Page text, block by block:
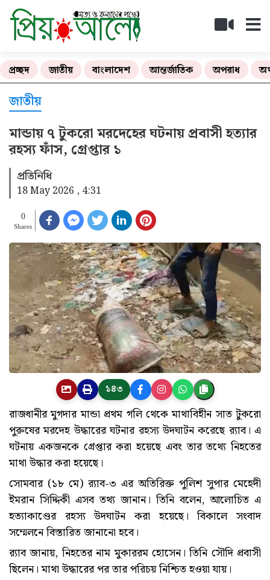
প্রচ্ছদ জাতীয় বাংলাদেশ আন্তর্জাতিক অপরাধ
জাতীয়
মান্ডায় ৭ টুকরো মরদেহের ঘটনায় প্রবাসী হত্যার
রহস্য ফাঁস, গ্রেপ্তার ১
প্রতিনিধি
18 May 2026 , 4:31
0
Shares
১৪৩
রাজধানীর মুগদার মান্ডা প্রথম গলি থেকে মাথাবিহীন সাত টুকরো
পুরুষের মরদেহ উদ্ধারের ঘটনার রহস্য উদঘাটন করেছে র‌্যাব। এ
ঘটনায় একজনকে গ্রেপ্তার করা হয়েছে এবং তার তথ্যে নিহতের
মাথা উদ্ধার করা হয়েছে।
সোমবার (১৮ মে) র‌্যাব-৩ এর অতিরিক্ত পুলিশ সুপার মেহেদী
ইমরান সিদ্দিকী এসব তথ্য জানান। তিনি বলেন, আলোচিত এ
হত্যাকাণ্ডের রহস্য উদঘাটন করা হয়েছে। বিকালে সংবাদ
সম্মেলনে বিস্তারিত জানানো হবে।
র‌্যাব জানায়, নিহতের নাম মুকাররম হোসেন। তিনি সৌদি প্রবাসী
ছিলেন। মাথা উদ্ধারের পর তার পরিচয় নিশ্চিত হওয়া যায়।